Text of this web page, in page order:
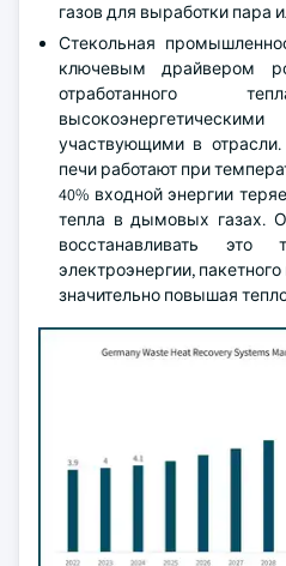
газов для выработки пара
Стекольная
ключевым драйвером
отработанного
участвующими в
печи работают при
40% входной энергии
тепла в дымовых газах.
восстанавливать
электроэнергии,
значительно повышая